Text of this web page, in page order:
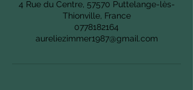
4 Rue du Centre, 57570 Puttelange-lès-
Thionville, France
0778182164
aureliezimmer1987@gmail.com